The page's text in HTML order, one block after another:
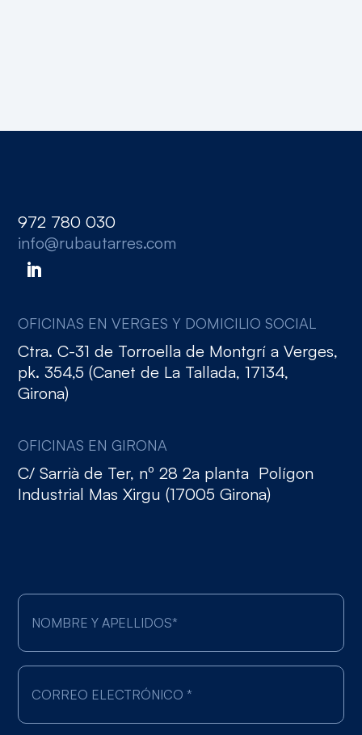
972 780 030
info@rubautarres.com
OFICINAS EN VERGES Y DOMICILIO SOCIAL
Ctra. C-31 de Torroella de Montgrí a Verges,
pk. 354,5 (Canet de La Tallada, 17134,
Girona)
OFICINAS EN GIRONA
C/ Sarrià de Ter, nº 28 2a planta Polígon
Industrial Mas Xirgu (17005 Girona)